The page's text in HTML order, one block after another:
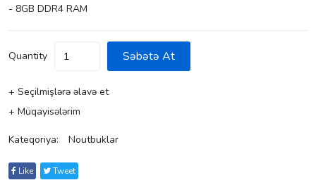
- 8GB DDR4 RAM
Quantity Səbətə At
+ Seçilmişlərə əlavə et
+ Müqayisələrim
Kateqoriya: Noutbuklar
Like Tweet